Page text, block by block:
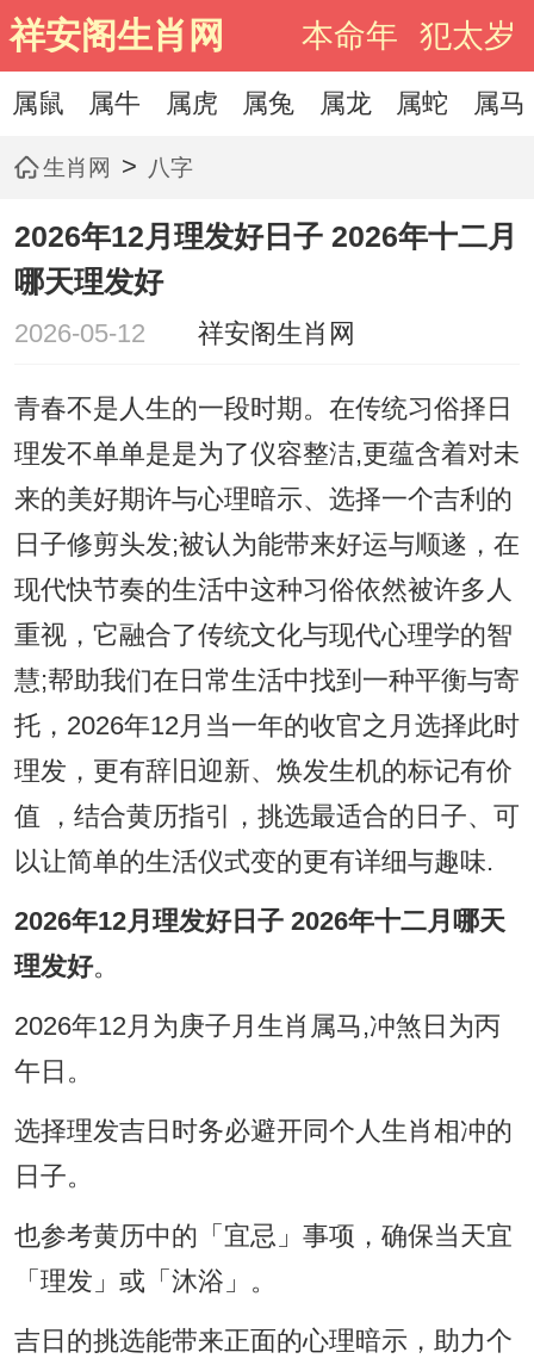
祥安阁生肖网 本命年 犯太岁
属鼠 属牛 属虎 属兔 属龙 属蛇 属马
生肖网 > 八字
2026年12月理发好日子 2026年十二月
哪天理发好
2026-05-12 祥安阁生肖网
青春不是人生的一段时期。在传统习俗择日
理发不单单是是为了仪容整洁,更蕴含着对未
来的美好期许与心理暗示、选择一个吉利的
日子修剪头发;被认为能带来好运与顺遂，在
现代快节奏的生活中这种习俗依然被许多人
重视，它融合了传统文化与现代心理学的智
慧;帮助我们在日常生活中找到一种平衡与寄
托，2026年12月当一年的收官之月选择此时
理发，更有辞旧迎新、焕发生机的标记有价
值 ，结合黄历指引，挑选最适合的日子、可
以让简单的生活仪式变的更有详细与趣味.
2026年12月理发好日子 2026年十二月哪天
理发好。
2026年12月为庚子月生肖属马,冲煞日为丙
午日。
选择理发吉日时务必避开同个人生肖相冲的
日子。
也参考黄历中的「宜忌」事项，确保当天宜
「理发」或「沐浴」。
吉日的挑选能带来正面的心理暗示，助力个